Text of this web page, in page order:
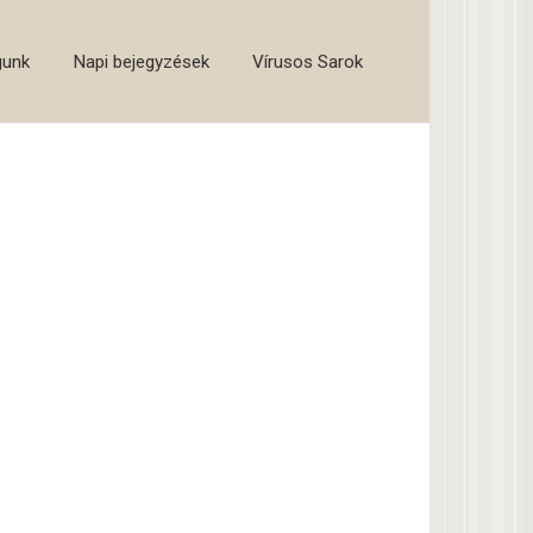
Napi bejegyzések Vírusos Sarok